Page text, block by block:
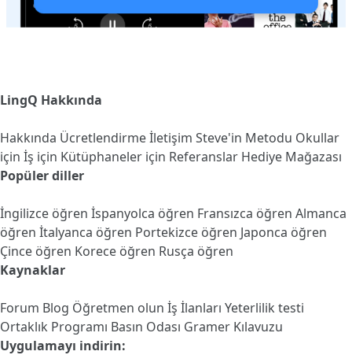
LingQ Hakkında
Hakkında Ücretlendirmeİletişim Steve'in Metodu Okullar
için İş için Kütüphaneler için Referanslar Hediye Mağazası
Popüler diller
İngilizce öğren İspanyolca öğren Fransızca öğren Almanca
öğren İtalyanca öğren Portekizce öğren Japonca öğren
Çince öğren Korece öğren Rusça öğren
Kaynaklar
Forum Blog Öğretmen olun İş İlanları Yeterlilik testi
Ortaklık Programı Basın Odası Gramer Kılavuzu
Uygulamayı indirin: